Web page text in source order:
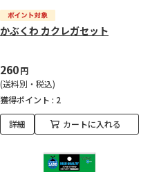
かぶくわ カクレガセット
260円
(送料別・税込)
獲得ポイント : 2
詳細 カートに入れる